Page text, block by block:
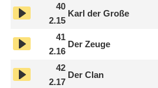
40
2.15
Karl der Große
41
2.16
Der Zeuge
42
2.17
Der Clan